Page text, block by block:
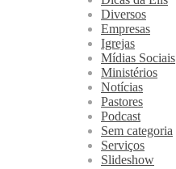
Diversos
Empresas
Igrejas
Mídias Sociais
Ministérios
Notícias
Pastores
Podcast
Sem categoria
Serviços
Slideshow